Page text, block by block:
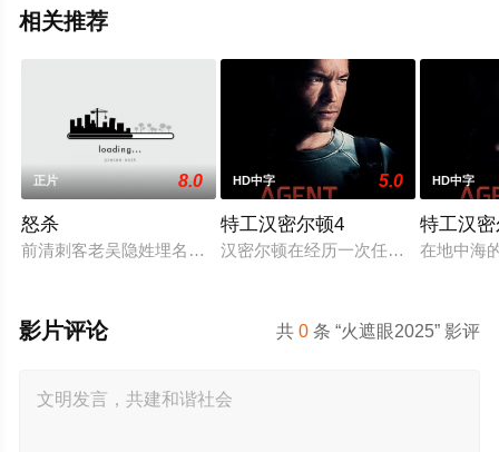
相关推荐
正片 8.0
怒杀
前清刺客老吴隐姓埋名于药铺，却为守护单亲母女小茜和依依
HD中字 5.0
特工汉密尔顿4
汉密尔顿在经历一次任务的严重后
HD中字
特工汉
在地中海
共0 条 “火遮眼2025” 影评
影片评论